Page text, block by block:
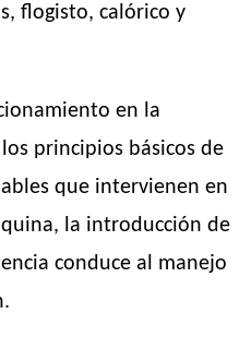
flogisto, calórico y
en la
principios básicos de
que intervienen en
la introducción de
conduce al manejo